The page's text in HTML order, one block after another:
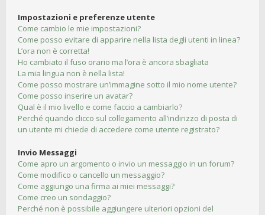
Impostazioni e preferenze utente
Come cambio le mie impostazioni?
Come posso evitare di apparire nella lista degli utenti in linea?
L’ora non è corretta!
Ho cambiato il fuso orario ma l’ora è ancora sbagliata
La mia lingua non è nella lista!
Come posso mostrare un’immagine sotto il mio nome utente?
Come posso inserire un avatar?
Qual è il mio livello e come faccio a cambiarlo?
Perché quando clicco sul collegamento all’indirizzo di posta di
un utente mi chiede di accedere come utente registrato?
Invio Messaggi
Come apro un argomento o invio un messaggio in un forum?
Come modifico o cancello un messaggio?
Come aggiungo una firma ai miei messaggi?
Come creo un sondaggio?
Perché non è possibile aggiungere ulteriori opzioni del